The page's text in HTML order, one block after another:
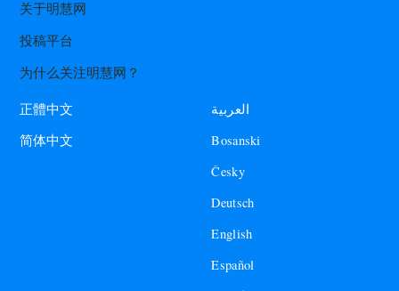
关于明慧网
投稿平台
为什么关注明慧网？
正體中文
简体中文
العربية
Bosanski
Česky
Deutsch
English
Español